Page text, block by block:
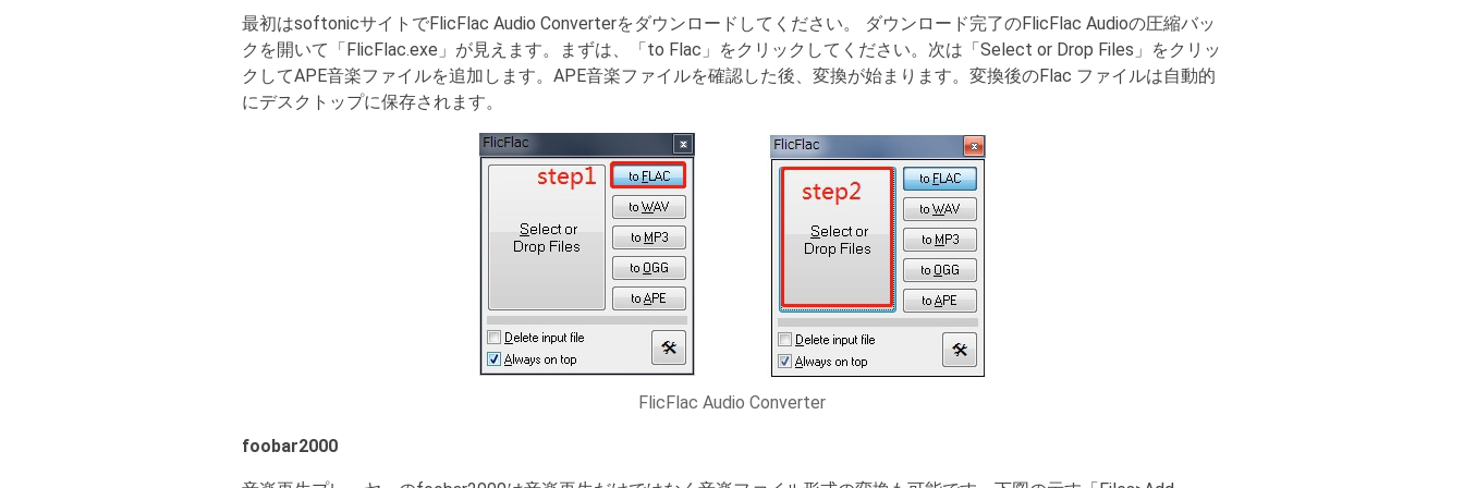
最初はsoftonicサイトでFlicFlac Audio Converterをダウンロードしてください。 ダウンロード完了のFlicFlac Audioの圧縮バッ
クを開いて「FlicFlac.exe」が見えます。まずは、「to Flac」をクリックしてください。次は「Select or Drop Files」をクリッ
クしてAPE音楽ファイルを追加します。APE音楽ファイルを確認した後、変換が始まります。変換後のFlac ファイルは自動的
にデスクトップに保存されます。
FlicFlac Audio Converter
foobar2000